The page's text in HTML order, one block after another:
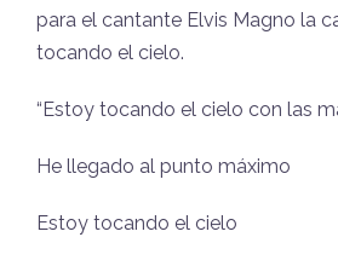
para el cantante Elvis Magno la
tocando el cielo.
“Estoy tocando el cielo con las
He llegado al punto máximo
Estoy tocando el cielo